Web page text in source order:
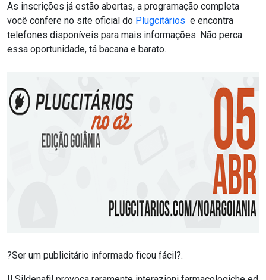
As inscrições já estão abertas, a programação completa
você confere no site oficial do Plugcitários e encontra
telefones disponíveis para mais informações. Não perca
essa oportunidade, tá bacana e barato.
?Ser um publicitário informado ficou fácil?.